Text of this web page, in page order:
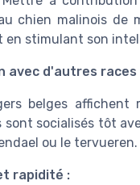
chien malinois de
en stimulant son
avec d'autres races
belges affichent
sont socialisés tôt
ou le tervueren.
rapidité :